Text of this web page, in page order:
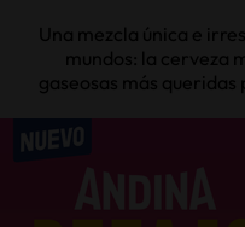
Una mezcla única e
mundos: la cerveza
gaseosas más